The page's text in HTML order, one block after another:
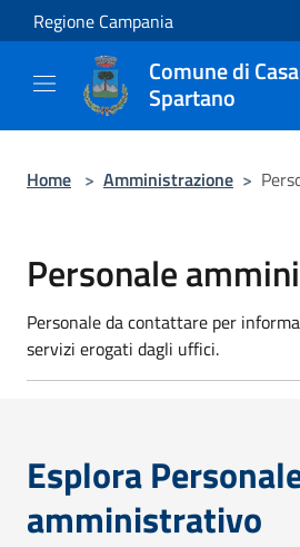
Salta al contenuto principale
Regione Campania
Comune di
Spartano
Home > Amministrazione >
Personale
Personale da contattare per
servizi erogati dagli uffici.
Esplora
amministrativo